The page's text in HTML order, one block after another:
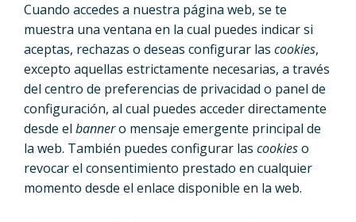
Cuando accedes a nuestra página web, se te
muestra una ventana en la cual puedes indicar si
aceptas, rechazas o deseas configurar las cookies,
excepto aquellas estrictamente necesarias, a través
del centro de preferencias de privacidad o panel de
configuración, al cual puedes acceder directamente
desde el bannero mensaje emergente principal de
la web. También puedes configurar las cookieso
revocar el consentimiento prestado en cualquier
momento desde el enlace disponible en la web.